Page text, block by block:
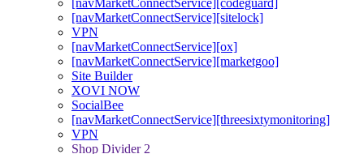
[navMarketConnectService][sitelock]
VPN
[navMarketConnectService][ox]
[navMarketConnectService][marketgoo]
Site Builder
XOVI NOW
SocialBee
[navMarketConnectService][threesixtymonitoring]
VPN
Shop Divider 2